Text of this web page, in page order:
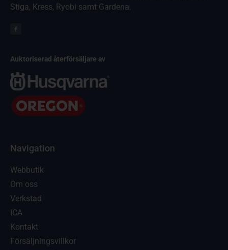
Stiga, Kress, Ryobi samt Gardena.
Auktoriserad återförsäljare av
Navigation
Webbutik
Om oss
Verkstad
ICA
Kontakt
Försäljningsvillkor